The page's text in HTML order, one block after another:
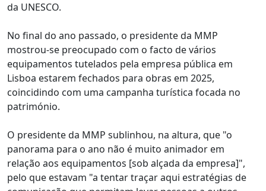
da UNESCO.
No final do ano passado, o presidente da MMP
mostrou-se preocupado com o facto de vários
equipamentos tutelados pela empresa pública em
Lisboa estarem fechados para obras em 2025,
coincidindo com uma campanha turística focada no
património.
O presidente da MMP sublinhou, na altura, que "o
panorama para o ano não é muito animador em
relação aos equipamentos [sob alçada da empresa]",
pelo que estavam "a tentar traçar aqui estratégias de